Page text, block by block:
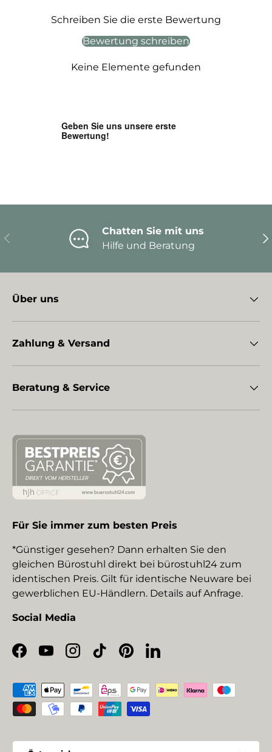
Schreiben Sie die erste Bewertung
Bewertung schreiben
Keine Elemente gefunden
Vorherige
Chatten Sie mit uns
Hilfe und Beratung
Über uns
Zahlung & Versand
Beratung & Service
Für Sie immer zum besten Preis
*Günstiger gesehen? Dann erhalten Sie den
gleichen Bürostuhl direkt bei bürostuhl24 zum
identischen Preis. Gilt für identische Neuware bei
gewerblichen EU-Händlern. Details auf Anfrage.
Social Media
Facebook
YouTubeInstagram
TikTokPinterestLinkedIn
Zahlungsmethoden
Land/Region